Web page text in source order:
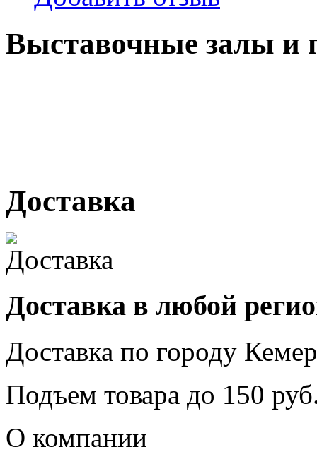
Выставочные залы и
Доставка
Доставка в любой
Доставка по городу
Подъем товара до 150
О компании